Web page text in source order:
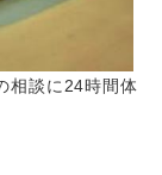
相談に24時間体